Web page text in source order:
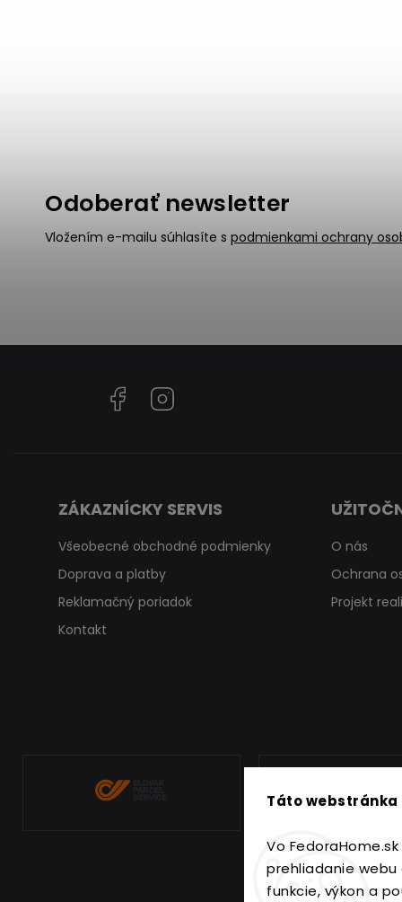
Táto
Vo
prehliadanie
funkcie, výkon a
Odoberať newsletter
Vložením e-mailu súhlasíte s podmienkami ochrany
Facebook
ZÁKAZNÍCKY SERVIS
Všeobecné obchodné podmienky
Doprava a platby
Reklamačný poriadok
Kontakt
O nás
Ochrana
Projekt